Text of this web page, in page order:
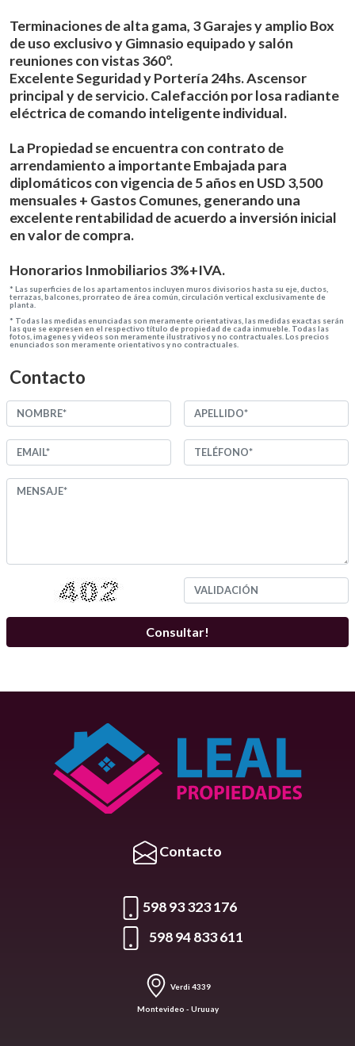
Terminaciones de alta gama, 3 Garajes y amplio Box
de uso exclusivo y Gimnasio equipado y salón
reuniones con vistas 360º.
Excelente Seguridad y Portería 24hs. Ascensor
principal y de servicio. Calefacción por losa radiante
eléctrica de comando inteligente individual.
La Propiedad se encuentra con contrato de
arrendamiento a importante Embajada para
diplomáticos con vigencia de 5 años en USD 3,500
mensuales + Gastos Comunes, generando una
excelente rentabilidad de acuerdo a inversión inicial
en valor de compra.
Honorarios Inmobiliarios 3%+IVA.
* Las superficies de los apartamentos incluyen muros divisorios hasta su eje, ductos,
terrazas, balcones, prorrateo de área común, circulación vertical exclusivamente de
planta.
* Todas las medidas enunciadas son meramente orientativas, las medidas exactas serán
las que se expresen en el respectivo título de propiedad de cada inmueble. Todas las
fotos, imagenes y videos son meramente ilustrativos y no contractuales. Los precios
enunciados son meramente orientativos y no contractuales.
Contacto
Contacto
598 93 323 176
598 94 833 611
Verdi 4339
Montevideo - Uruuay